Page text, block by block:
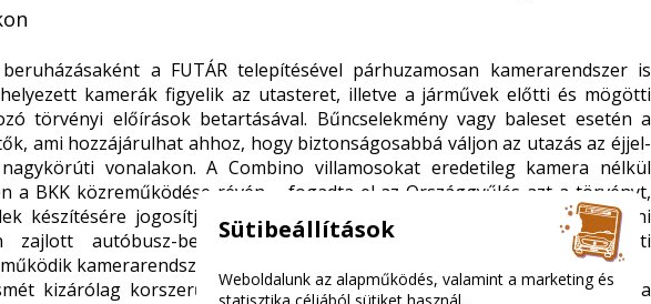
a FUTÁR telepítésével párhuzamosan kamerarendszer is
kamerák figyelik az utasteret, illetve a járművek előtti és mögötti
törvényi előírások betartásával. Bűncselekmény vagy baleset esetén a
ami hozzájárulhat ahhoz, hogy biztonságosabbá váljon az utazás az éjjel-
vonalakon. A Combino villamosokat eredetileg kamera nélkül
a BKK közreműködése révén – fogadta el az Országgyűlés azt a törvényt,
készítésére jogosítja fel a közlekedési cégeket járműveiken. A mostani
autóbusz-beszerzéseknek köszönhetően immár a budapesti
kamerarendszer.
kizárólag korszerű, alacsonypadlós Siemens Combinók közlekednek a
Sütibeállítások
Weboldalunk az alapműködés, valamint a marketing és
statisztika céljából sütiket használ.